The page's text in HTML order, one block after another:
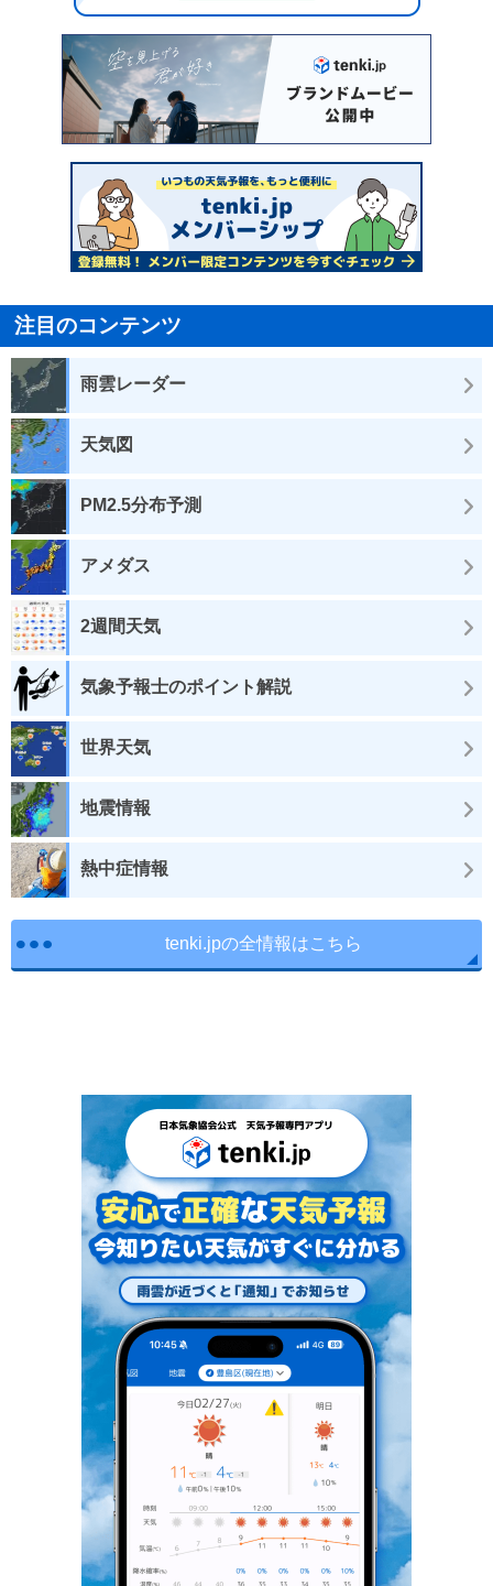
注目のコンテンツ
雨雲レーダー
天気図
PM2.5分布予測
アメダス
2週間天気
気象予報士のポイント解説
世界天気
地震情報
熱中症情報
tenki.jpの全情報はこちら